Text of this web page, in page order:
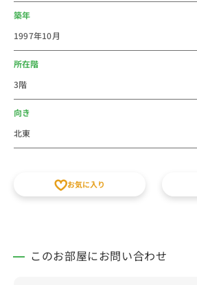
主要都市へのアクセスも良好です！
JR関内駅は京浜東北線と市営地下鉄
大船方面は石川町、新杉田、大船な
＝＝＝＝＝＝＝＝＝＝＝
横浜駅周辺などは家賃相場が高かっ
築年
1997年10月
所在階
3階
向き
北東
お気に入り
このお部屋にお問い合わせ